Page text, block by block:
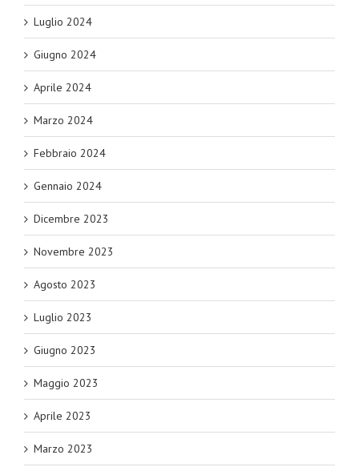
Luglio 2024
Giugno 2024
Aprile 2024
Marzo 2024
Febbraio 2024
Gennaio 2024
Dicembre 2023
Novembre 2023
Agosto 2023
Luglio 2023
Giugno 2023
Maggio 2023
Aprile 2023
Marzo 2023